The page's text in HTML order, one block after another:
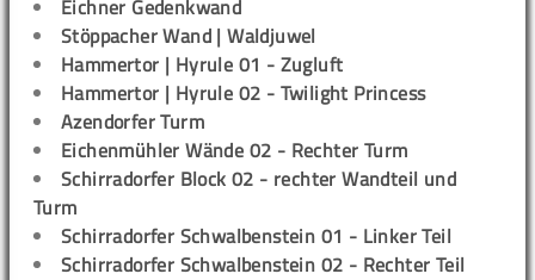
Eichner Gedenkwand
Stöppacher Wand | Waldjuwel
Hammertor | Hyrule 01 - Zugluft
Hammertor | Hyrule 02 - Twilight Princess
Azendorfer Turm
Eichenmühler Wände 02 - Rechter Turm
Schirradorfer Block 02 - rechter Wandteil und
Turm
Schirradorfer Schwalbenstein 01 - Linker Teil
Schirradorfer Schwalbenstein 02 - Rechter Teil